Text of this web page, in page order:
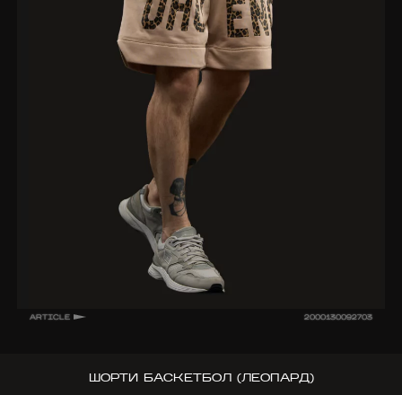
ARTICLE 2000130092703
ШОРТИ БАСКЕТБОЛ (ЛЕОПАРД)